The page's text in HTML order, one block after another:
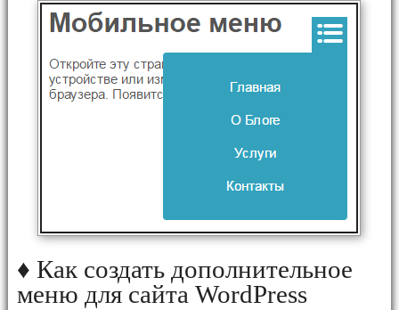
♦ Как создать дополнительное
меню для сайта WordPress